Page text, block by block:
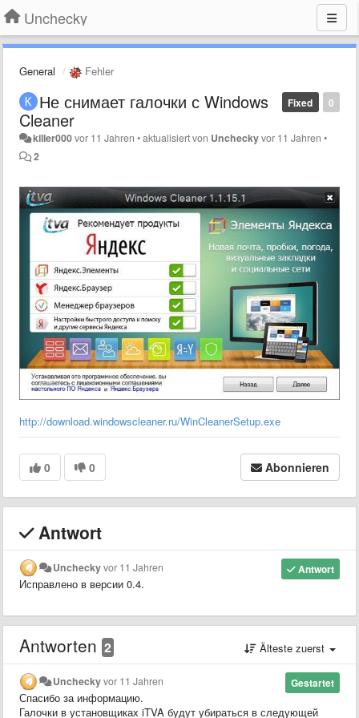
Unchecky
General Fehler
0
Fixed
Не снимает галочки с Windows
Cleaner
killer000vor 11 Jahren •aktualisiert von Uncheckyvor 11 Jahren •
2
http://download.windowscleaner.ru/WinCleanerSetup.exe
0 0 Abonnieren
Antwort
Antwort
Uncheckyvor 11 Jahren
Исправлено в версии 0.4.
Antworten 2 Älteste zuerst
Gestartet
Uncheckyvor 11 Jahren
Спасибо за информацию.
Галочки в установщиках iTVA будут убираться в следующей